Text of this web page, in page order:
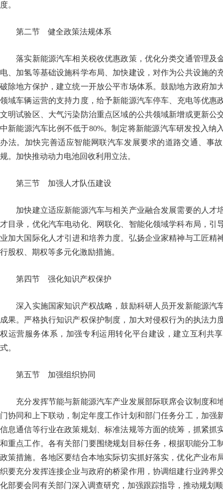
度。
第二节 健全政策法规体系
落实新能源汽车相关税收优惠政策，优化分类交通管理及
电、加氢等基础设施科学布局、加快建设，对作为公共设施的
破除地方保护，建立统一开放公平市场体系。鼓励地方政府加
领域车辆运营的支持力度，给予新能源汽车停车、充电等优惠
文明试验区、大气污染防治重点区域的公共领域新增或更新公
中新能源汽车比例不低于80%。制定将新能源汽车研发投入纳
办法。加快完善适应智能网联汽车发展要求的道路交通、事
规。加快推动动力电池回收利用立法。
第三节 加强人才队伍建设
加快建立适应新能源汽车与相关产业融合发展需要的人才
才目录，优化汽车电动化、网联化、智能化领域学科布局，引
业加大国际化人才引进和培养力度。弘扬企业家精神与工匠精
行股权、期权等多元化激励措施。
第四节 强化知识产权保护
深入实施国家知识产权战略，鼓励科研人员开发新能源汽
成果。严格执行知识产权保护制度，加大对侵权行为的执法力
权运营服务体系，加强专利运用转化平台建设，建立互利共
式。
第五节 加强组织协同
充分发挥节能与新能源汽车产业发展部际联席会议制度和
门协同和上下联动，制定年度工作计划和部门任务分工，加强
信息通信等行业在政策规划、标准法规等方面的统筹，抓紧抓
和重点工作。各有关部门要围绕规划目标任务，根据职能分工
政策措施。各地区要结合本地实际切实抓好落实，优化产业布
织要充分发挥连接企业与政府的桥梁作用，协调组建行业跨界
化部要会同有关部门深入调查研究，加强跟踪指导，推动规划